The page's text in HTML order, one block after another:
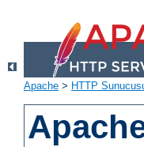
Apache > HTTP